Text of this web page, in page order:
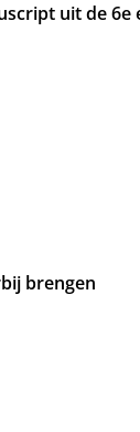
uit de 6e
brengen